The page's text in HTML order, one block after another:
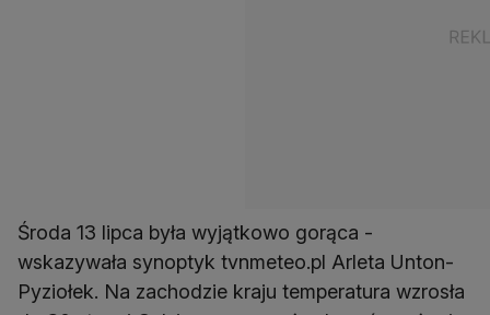
Środa 13 lipca była wyjątkowo gorąca -
wskazywała synoptyk tvnmeteo.pl Arleta Unton-
Pyziołek. Na zachodzie kraju temperatura wzrosła